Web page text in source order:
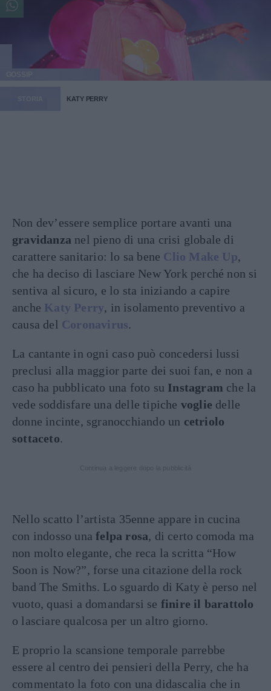
KATY PERRY
Non dev’essere semplice portare avanti una
gravidanza nel pieno di una crisi globale di
carattere sanitario: lo sa bene Clio Make Up,
che ha deciso di lasciare New York perché non si
sentiva al sicuro, e lo sta iniziando a capire
anche Katy Perry, in isolamento preventivo a
causa del Coronavirus.
La cantante in ogni caso può concedersi lussi
preclusi alla maggior parte dei suoi fan, e non a
caso ha pubblicato una foto su Instagram che la
vede soddisfare una delle tipiche voglie delle
donne incinte, sgranocchiando un cetriolo
sottaceto.
Nello scatto l’artista 35enne appare in cucina
con indosso unafelpa rosa, di certo comoda ma
non molto elegante, che reca la scritta “How
Soon is Now?”, forse una citazione della rock
band The Smiths. Lo sguardo di Katy è perso nel
vuoto, quasi a domandarsi se finire il barattolo
o lasciare qualcosa per un altro giorno.
E proprio la scansione temporale parrebbe
essere al centro dei pensieri della Perry, che ha
commentato la foto con una didascalia che in